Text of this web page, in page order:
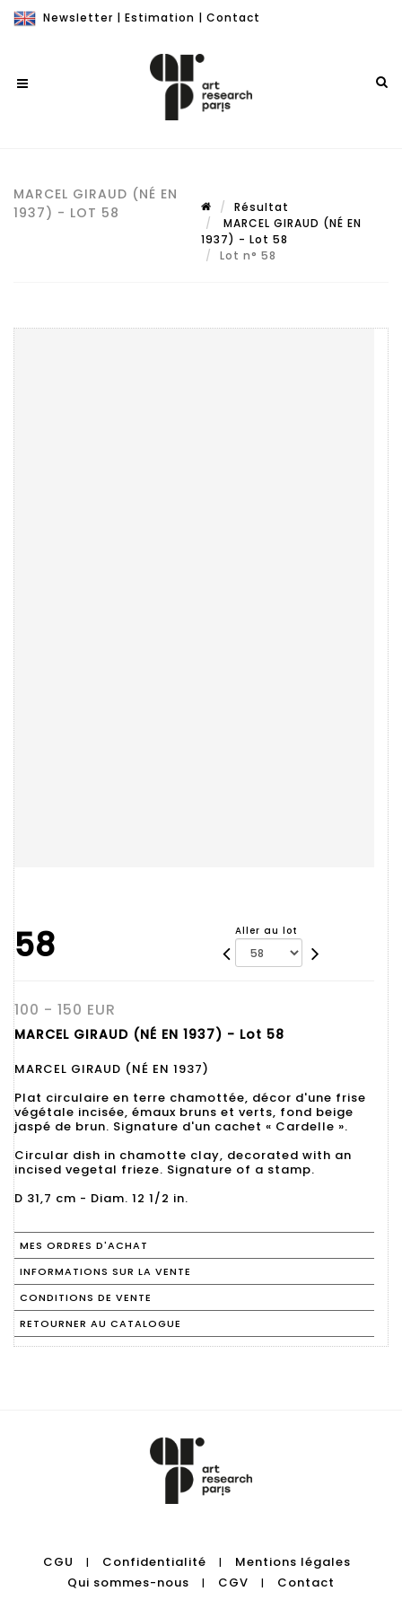
Newsletter | Estimation | Contact
MARCEL GIRAUD (NÉ EN
1937) - LOT 58
Résultat
MARCEL GIRAUD (NÉ EN
1937) - Lot 58
Lot n° 58
58 Aller au lot
100 - 150 EUR
MARCEL GIRAUD (NÉ EN 1937) - Lot 58
MARCEL GIRAUD (NÉ EN 1937)
Plat circulaire en terre chamottée, décor d'une frise
végétale incisée, émaux bruns et verts, fond beige
jaspé de brun. Signature d'un cachet « Cardelle ».
Circular dish in chamotte clay, decorated with an
incised vegetal frieze. Signature of a stamp.
D 31,7 cm - Diam. 12 1/2 in.
MES ORDRES D'ACHAT
INFORMATIONS SUR LA VENTE
CONDITIONS DE VENTE
RETOURNER AU CATALOGUE
CGU | Confidentialité |
Mentions légales
Qui sommes-nous
| CGV | Contact